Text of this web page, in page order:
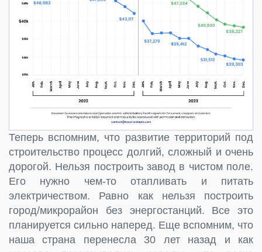
Теперь вспомним, что развитие территорий под
строительство процесс долгий, сложный и очень
дорогой. Нельзя построить завод в чистом поле.
Его нужно чем-то отапливать и питать
электричеством. Равно как нельзя построить
город/микрорайон без энергостанций. Все это
планируется сильно наперед. Еще вспомним, что
наша страна перенесла 30 лет назад и как